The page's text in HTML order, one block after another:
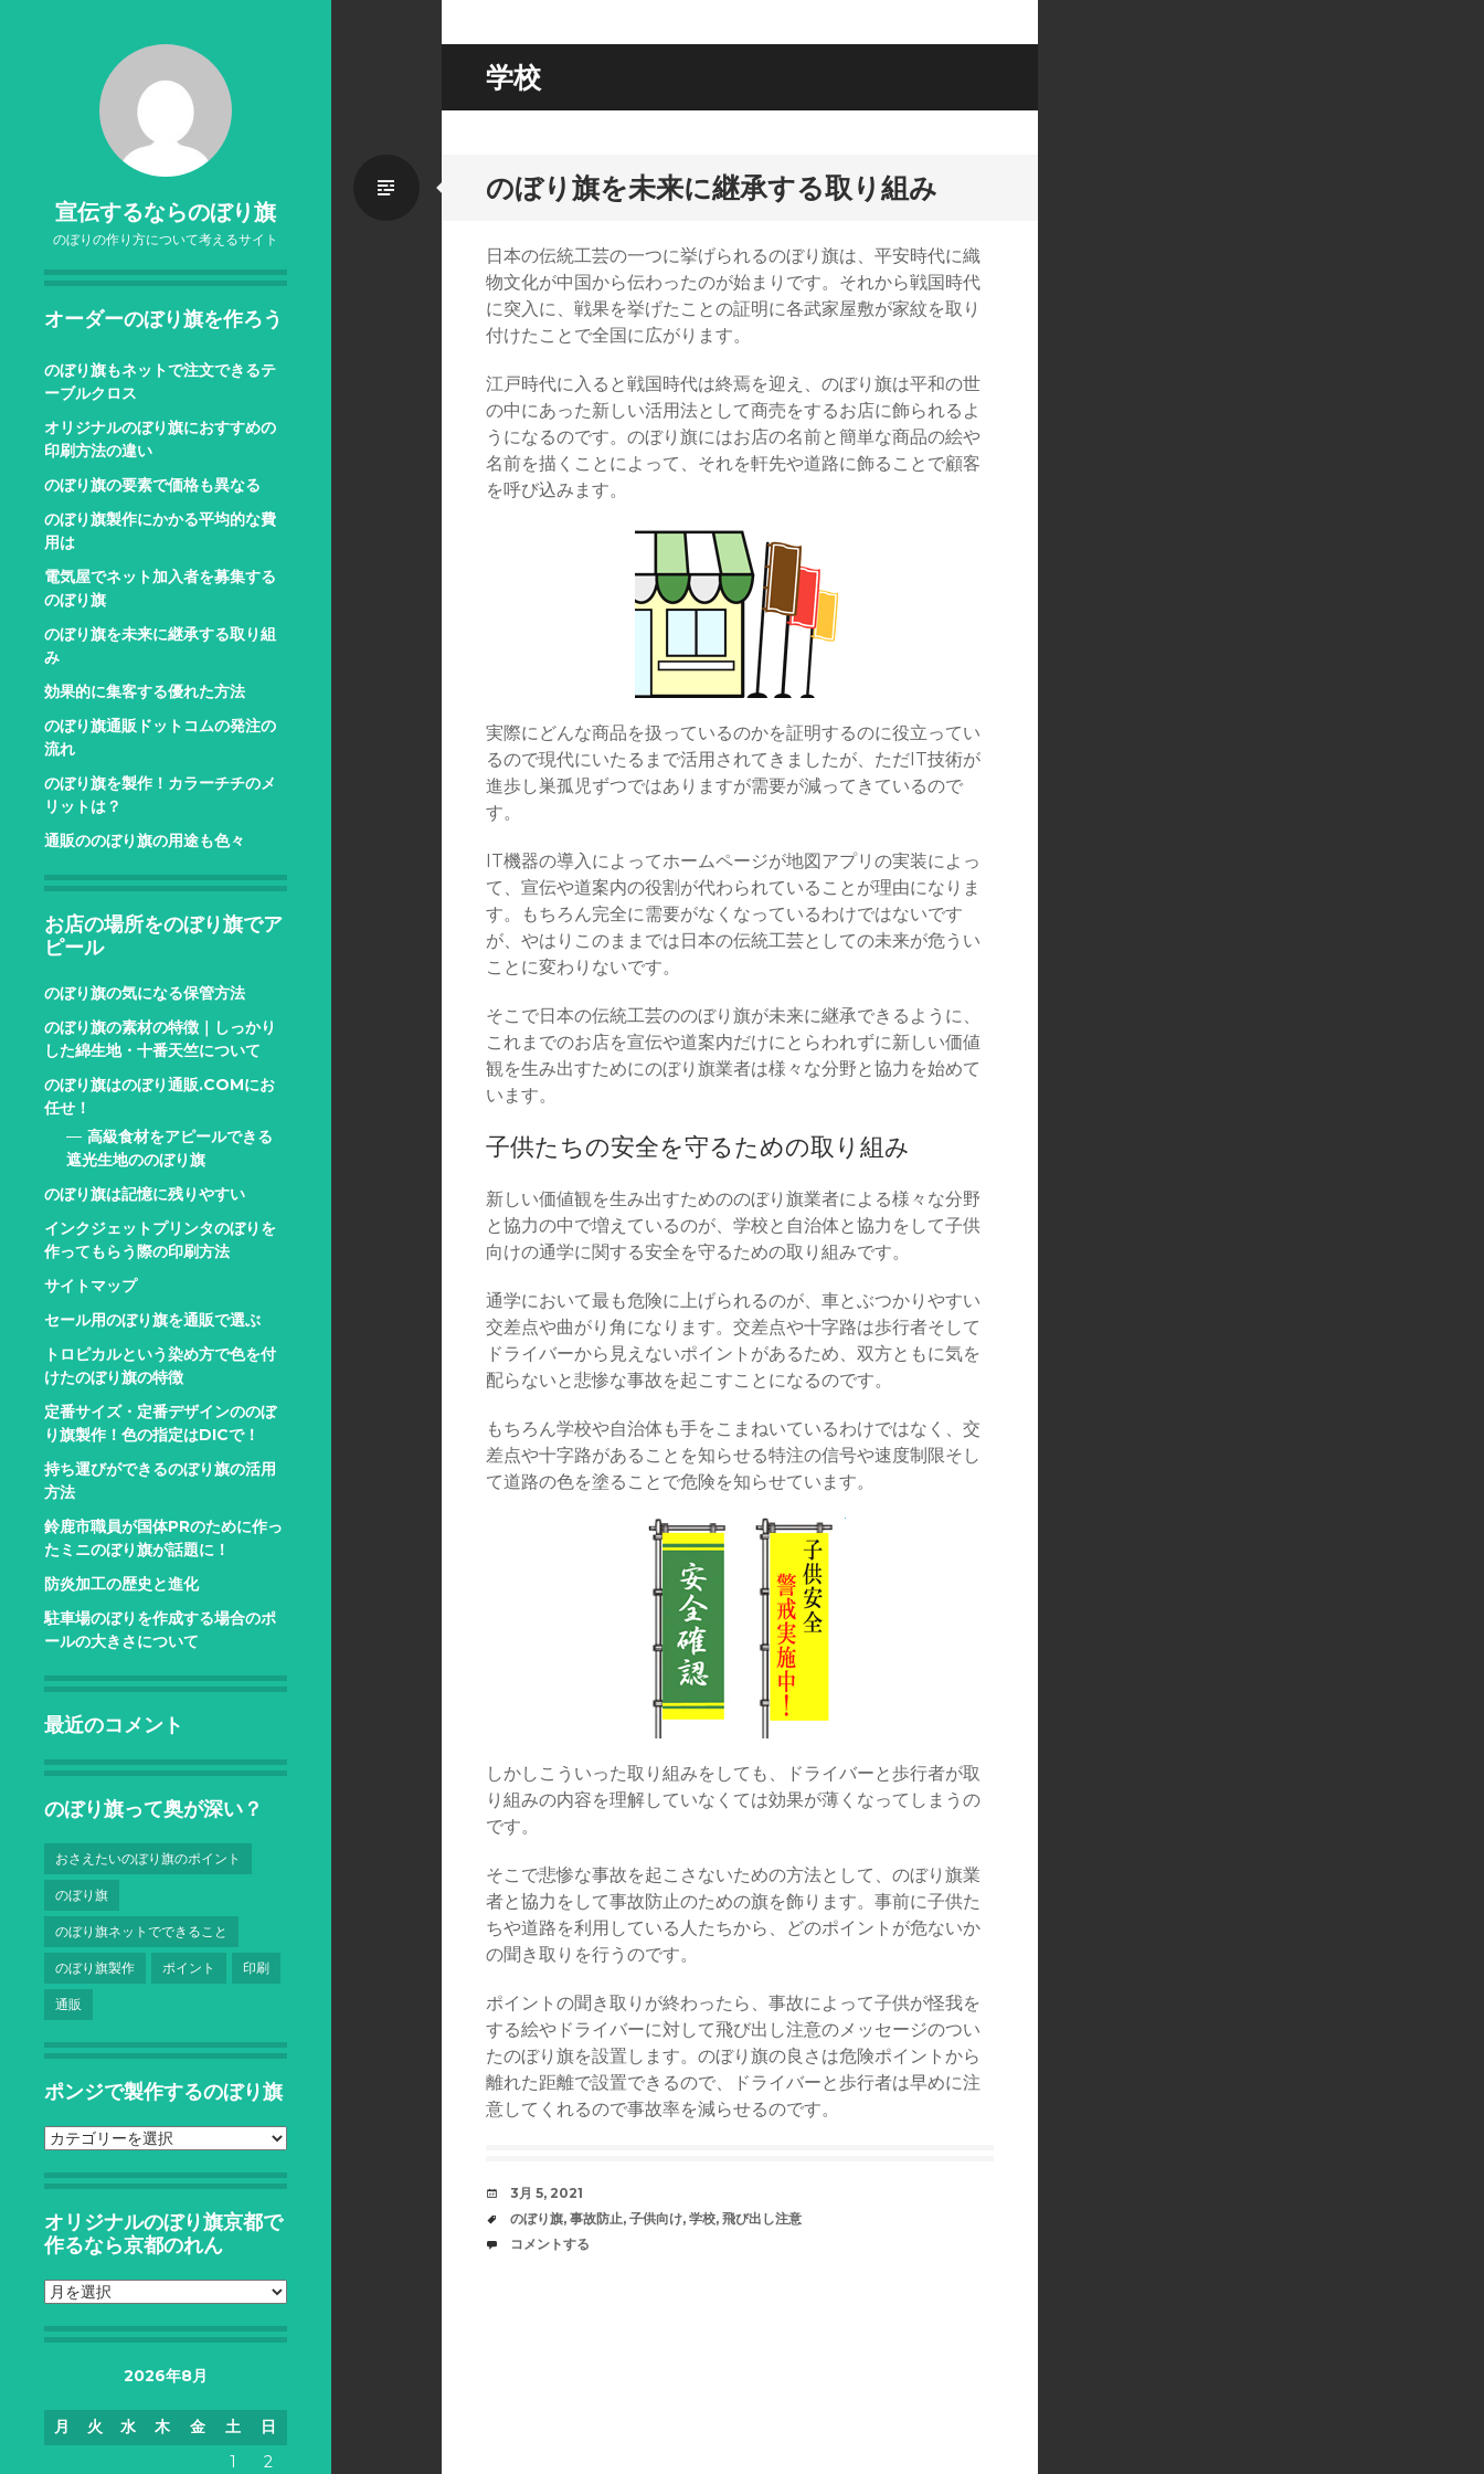
宣伝するならのぼり旗
のぼりの作り方について考えるサイト
オーダーのぼり旗を作ろう
のぼり旗もネットで注文できるテ
ーブルクロス
オリジナルのぼり旗におすすめの
印刷方法の違い
のぼり旗の要素で価格も異なる
のぼり旗製作にかかる平均的な費
用は
電気屋でネット加入者を募集する
のぼり旗
のぼり旗を未来に継承する取り組
み
効果的に集客する優れた方法
のぼり旗通販ドットコムの発注の
流れ
のぼり旗を製作！カラーチチのメ
リットは？
通販ののぼり旗の用途も色々
お店の場所をのぼり旗でア
ピール
のぼり旗の気になる保管方法
のぼり旗の素材の特徴｜しっかり
した綿生地・十番天竺について
のぼり旗はのぼり通販.COMにお
任せ！
高級食材をアピールできる
遮光生地ののぼり旗
のぼり旗は記憶に残りやすい
インクジェットプリンタのぼりを
作ってもらう際の印刷方法
サイトマップ
セール用のぼり旗を通販で選ぶ
トロピカルという染め方で色を付
けたのぼり旗の特徴
定番サイズ・定番デザインののぼ
り旗製作！色の指定はDICで！
持ち運びができるのぼり旗の活用
方法
鈴鹿市職員が国体PRのために作っ
たミニのぼり旗が話題に！
防炎加工の歴史と進化
駐車場のぼりを作成する場合のポ
ールの大きさについて
最近のコメント
のぼり旗って奥が深い？
おさえたいのぼり旗のポイント
のぼり旗
のぼり旗ネットでできること
のぼり旗製作 ポイント 印刷
通販
ポンジで製作するのぼり旗
ポ
ジ
製
作
す
る
の
ぼ
オリジナルのぼり旗京都で
作るなら京都のれん
オ
ジ
の
ぼ
り
2026年8月
月 火 水 木 金 土
日
1
2
学校
のぼり旗を未来に継承する取り組み
日本の伝統工芸の一つに挙げられるのぼり旗は、平安時代に織
物文化が中国から伝わったのが始まりです。それから戦国時代
に突入に、戦果を挙げたことの証明に各武家屋敷が家紋を取り
付けたことで全国に広がります。
江戸時代に入ると戦国時代は終焉を迎え、のぼり旗は平和の世
の中にあった新しい活用法として商売をするお店に飾られるよ
うになるのです。のぼり旗にはお店の名前と簡単な商品の絵や
名前を描くことによって、それを軒先や道路に飾ることで顧客
を呼び込みます。
実際にどんな商品を扱っているのかを証明するのに役立ってい
るので現代にいたるまで活用されてきましたが、ただIT技術が
進歩し巣孤児ずつではありますが需要が減ってきているので
す。
IT機器の導入によってホームページが地図アプリの実装によっ
て、宣伝や道案内の役割が代わられていることが理由になりま
す。もちろん完全に需要がなくなっているわけではないです
が、やはりこのままでは日本の伝統工芸としての未来が危うい
ことに変わりないです。
そこで日本の伝統工芸ののぼり旗が未来に継承できるように、
これまでのお店を宣伝や道案内だけにとらわれずに新しい価値
観を生み出すためにのぼり旗業者は様々な分野と協力を始めて
います。
子供たちの安全を守るための取り組み
新しい価値観を生み出すためののぼり旗業者による様々な分野
と協力の中で増えているのが、学校と自治体と協力をして子供
向けの通学に関する安全を守るための取り組みです。
通学において最も危険に上げられるのが、車とぶつかりやすい
交差点や曲がり角になります。交差点や十字路は歩行者そして
ドライバーから見えないポイントがあるため、双方ともに気を
配らないと悲惨な事故を起こすことになるのです。
もちろん学校や自治体も手をこまねいているわけではなく、交
差点や十字路があることを知らせる特注の信号や速度制限そし
て道路の色を塗ることで危険を知らせています。
しかしこういった取り組みをしても、ドライバーと歩行者が取
り組みの内容を理解していなくては効果が薄くなってしまうの
です。
そこで悲惨な事故を起こさないための方法として、のぼり旗業
者と協力をして事故防止のための旗を飾ります。事前に子供た
ちや道路を利用している人たちから、どのポイントが危ないか
の聞き取りを行うのです。
ポイントの聞き取りが終わったら、事故によって子供が怪我を
する絵やドライバーに対して飛び出し注意のメッセージのつい
たのぼり旗を設置します。のぼり旗の良さは危険ポイントから
離れた距離で設置できるので、ドライバーと歩行者は早めに注
意してくれるので事故率を減らせるのです。
日
時
3月 5, 2021
タ
グ
のぼり旗, 事故防止, 子供向け, 学校, 飛び出し注意
コ
コメントする